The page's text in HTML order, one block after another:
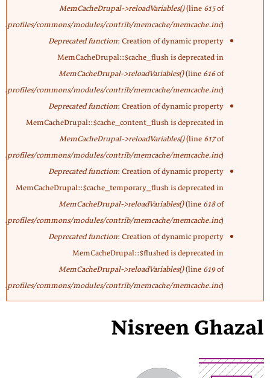
MemCacheDrupal->reloadVariables()(line615of
profiles/commons/modules/contrib/memcache/memcache.inc).
Deprecated function: Creation of dynamic property
MemCacheDrupal::$cache_flush is deprecated in
MemCacheDrupal->reloadVariables()(line616of
profiles/commons/modules/contrib/memcache/memcache.inc).
Deprecated function: Creation of dynamic property
MemCacheDrupal::$cache_content_flush is deprecated in
MemCacheDrupal->reloadVariables()(line617of
profiles/commons/modules/contrib/memcache/memcache.inc).
Deprecated function: Creation of dynamic property
MemCacheDrupal::$cache_temporary_flush is deprecated in
MemCacheDrupal->reloadVariables()(line618of
profiles/commons/modules/contrib/memcache/memcache.inc).
Deprecated function: Creation of dynamic property
MemCacheDrupal::$flushed is deprecated in
MemCacheDrupal->reloadVariables()(line619of
profiles/commons/modules/contrib/memcache/memcache.inc).
Nisreen Ghazal